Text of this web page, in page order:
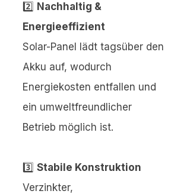
2️⃣ Nachhaltig &
Energieeffizient
Solar-Panel lädt tagsüber den
Akku auf, wodurch
Energiekosten entfallen und
ein umweltfreundlicher
Betrieb möglich ist.
3️⃣ Stabile Konstruktion
Verzinkter,